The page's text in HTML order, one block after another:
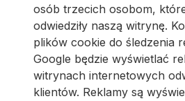
osób trzecich osobom,
odwiedziły naszą witrynę.
plików cookie do śledzenia
Google będzie wyświetlać
witrynach internetowych
klientów. Reklamy są